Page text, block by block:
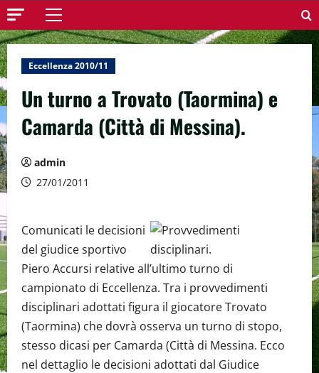
Menu
principale
Eccellenza 2010/11
Un turno a Trovato (Taormina) e
Camarda (Città di Messina).
admin
27/01/2011
Comunicati le decisioni
del giudice sportivo
Piero Accursi relative all’ultimo turno di
campionato di Eccellenza. Tra i provvedimenti
disciplinari adottati figura il giocatore Trovato
(Taormina) che dovrà osserva un turno di stopo,
stesso dicasi per Camarda (Città di Messina. Ecco
nel dettaglio le decisioni adottati dal Giudice